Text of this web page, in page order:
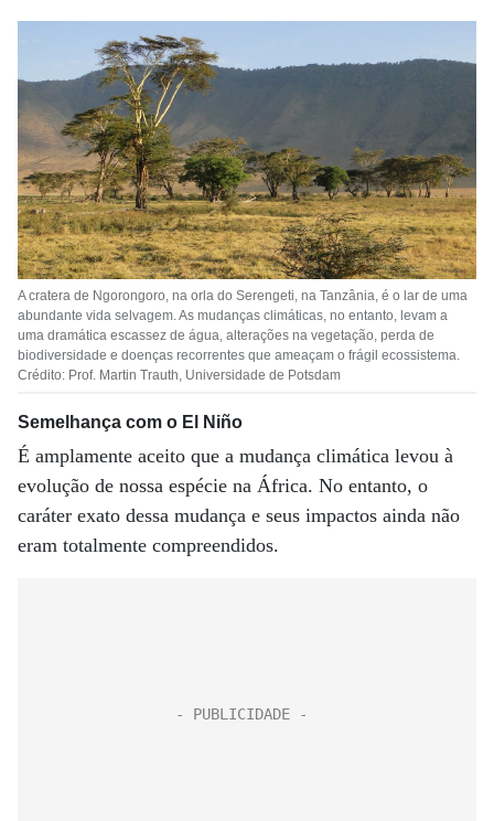
A cratera de Ngorongoro, na orla do Serengeti, na Tanzânia, é o lar de uma
abundante vida selvagem. As mudanças climáticas, no entanto, levam a
uma dramática escassez de água, alterações na vegetação, perda de
biodiversidade e doenças recorrentes que ameaçam o frágil ecossistema.
Crédito: Prof. Martin Trauth, Universidade de Potsdam
Semelhança com o El Niño
É amplamente aceito que a mudança climática levou à
evolução de nossa espécie na África. No entanto, o
caráter exato dessa mudança e seus impactos ainda não
eram totalmente compreendidos.